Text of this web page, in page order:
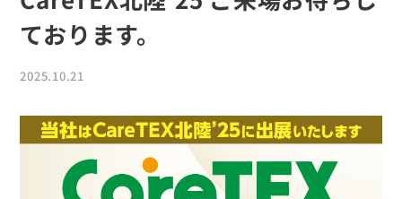
ております。
2025.10.21